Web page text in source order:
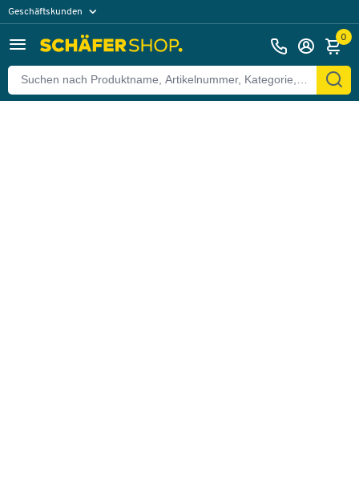
Geschäftskunden
0
Zurück